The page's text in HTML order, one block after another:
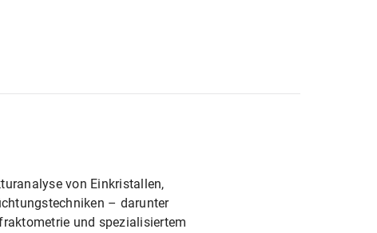
von Einkristallen,
– darunter
und spezialisiertem